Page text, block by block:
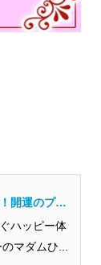
開運のプロ
ハッピー体
マダムひ...